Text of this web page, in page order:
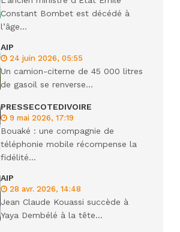
Constant Bombet est décédé à
l’âge...
AIP
24 juin 2026, 05:55
Un camion-citerne de 45 000 litres
de gasoil se renverse...
PRESSECOTEDIVOIRE
9 mai 2026, 17:19
Bouaké : une compagnie de
téléphonie mobile récompense la
fidélité...
AIP
28 avr. 2026, 14:48
Jean Claude Kouassi succède à
Yaya Dembélé à la tête...